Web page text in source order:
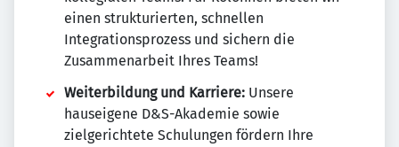
einen strukturierten, schnellen
Integrationsprozess und sichern die
Zusammenarbeit Ihres Teams!
Weiterbildung und Karriere: Unsere
hauseigene D&S-Akademie sowie
zielgerichtete Schulungen fördern Ihre